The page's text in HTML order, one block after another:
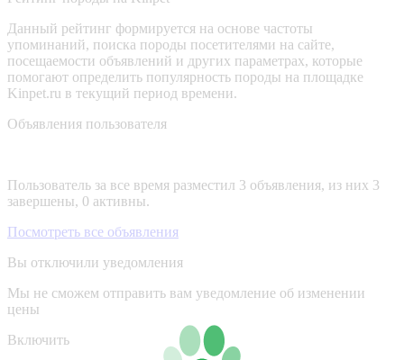
Данный рейтинг формируется на основе частоты
упоминаний, поиска породы посетителями на сайте,
посещаемости объявлений и других параметрах, которые
помогают определить популярность породы на площадке
Kinpet.ru в текущий период времени.
Объявления пользователя
Пользователь за все время разместил 3 объявления, из них 3
завершены, 0 активны.
Посмотреть все объявления
Вы отключили уведомления
Мы не сможем отправить вам уведомление об изменении
цены
Включить